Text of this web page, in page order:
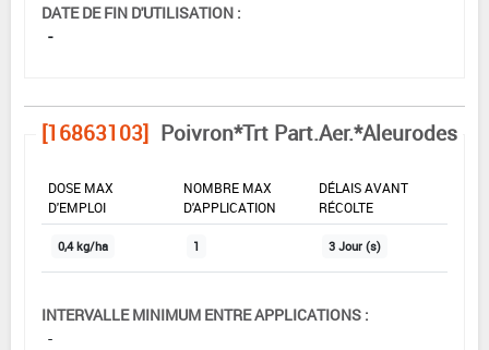
DATE DE FIN D'UTILISATION :
-
[16863103] Poivron*Trt Part.Aer.*Aleurodes
DOSE MAX
D'EMPLOI
NOMBRE MAX
D'APPLICATION
DÉLAIS AVANT
RÉCOLTE
0,4 kg/ha 1 3 Jour (s)
INTERVALLE MINIMUM ENTRE APPLICATIONS :
-